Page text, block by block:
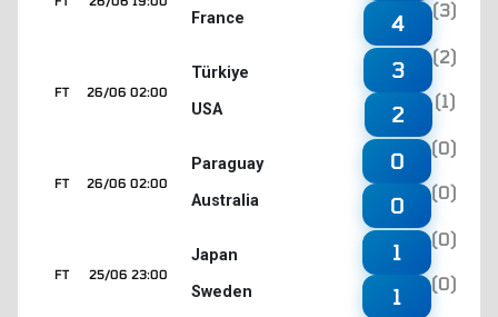
France 4
(3)
26/06 02:00
FT
Türkiye
USA
3
(2)
2
(1)
26/06 02:00
FT
Paraguay
Australia
0
(0)
0
(0)
25/06 23:00
FT
Japan
Sweden
1
(0)
1
(0)